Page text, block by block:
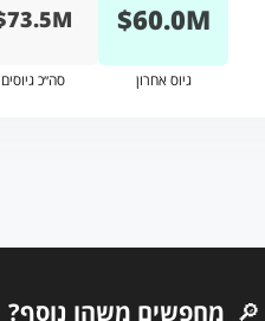
M
60.0
$
גיוס אחרון סה״כ גיוסים
🔎 מחפשים משהו נוסף?